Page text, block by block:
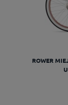
ROWER